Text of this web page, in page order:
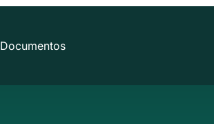
Documentos